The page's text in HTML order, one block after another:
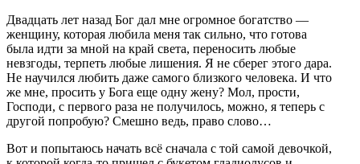
Двадцать лет назад Бог дал мне огромное богатство —
женщину, которая любила меня так сильно, что готова
была идти за мной на край света, переносить любые
невзгоды, терпеть любые лишения. Я не сберег этого дара.
Не научился любить даже самого близкого человека. И что
же мне, просить у Бога еще одну жену? Мол, прости,
Господи, с первого раза не получилось, можно, я теперь с
другой попробую? Смешно ведь, право слово…
Вот и попытаюсь начать всё сначала с той самой девочкой,